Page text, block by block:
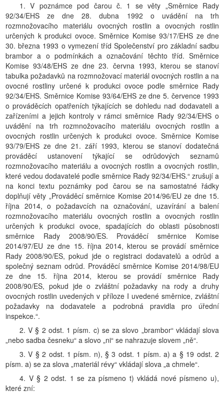
1. V poznámce pod čarou č. 1 se věty „Směrnice Rady
92/34/EHS ze dne 28. dubna 1992 o uvádění na trh
rozmnožovacího materiálu ovocných rostlin a ovocných rostlin
určených k produkci ovoce. Směrnice Komise 93/17/EHS ze dne
30. března 1993 o vymezení tříd Společenství pro základní sadbu
brambor a o podmínkách a označování těchto tříd. Směrnice
Komise 93/48/EHS ze dne 23. června 1993, kterou se stanoví
tabulka požadavků na rozmnožovací materiál ovocných rostlin a na
ovocné rostliny určené k produkci ovoce podle směrnice Rady
92/34/EHS. Směrnice Komise 93/64/EHS ze dne 5. července 1993
o prováděcích opatřeních týkajících se dohledu nad dodavateli a
zařízeními a jejich kontroly v rámci směrnice Rady 92/34/EHS o
uvádění na trh rozmnožovacího materiálu ovocných rostlin a
ovocných rostlin určených k produkci ovoce. Směrnice Komise
93/79/EHS ze dne 21. září 1993, kterou se stanoví dodatečná
prováděcí ustanovení týkající se odrůdových seznamů
rozmnožovacího materiálu a ovocných rostlin a ovocných rostlin,
které vedou dodavatelé podle směrnice Rady 92/34/EHS.“ zrušují a
na konci textu poznámky pod čarou se na samostatné řádky
doplňují věty „Prováděcí směrnice Komise 2014/96/EU ze dne 15.
října 2014, o požadavcích na označování, uzavírání a balení
rozmnožovacího materiálu ovocných rostlin a ovocných rostlin
určených k produkci ovoce, spadajících do oblasti působnosti
směrnice Rady 2008/90/ES. Prováděcí směrnice Komise
2014/97/EU ze dne 15. října 2014, kterou se provádí směrnice
Rady 2008/90/ES, pokud jde o registraci dodavatelů a odrůd a
společný seznam odrůd. Prováděcí směrnice Komise 2014/98/EU
ze dne 15. října 2014, kterou se provádí směrnice Rady
2008/90/ES, pokud jde o zvláštní požadavky na rody a druhy
ovocných rostlin uvedených v příloze I uvedené směrnice, zvláštní
požadavky na dodavatele a podrobná pravidla pro úřední
inspekce.“.
2. V § 2 odst. 1 písm. c) se za slovo „brambor“ vkládají slova
„nebo sadba česneku“ a slovo „ni“ se nahrazuje slovem „ně“.
3. V § 2 odst. 1 písm. n), § 3 odst. 1 písm. a) a § 19 odst. 2
písm. a) se za slova „materiál révy“ vkládají slova „a chmele“.
4. V § 2 odst. 1 se za písmeno t) vkládá nové písmeno u),
které zní: